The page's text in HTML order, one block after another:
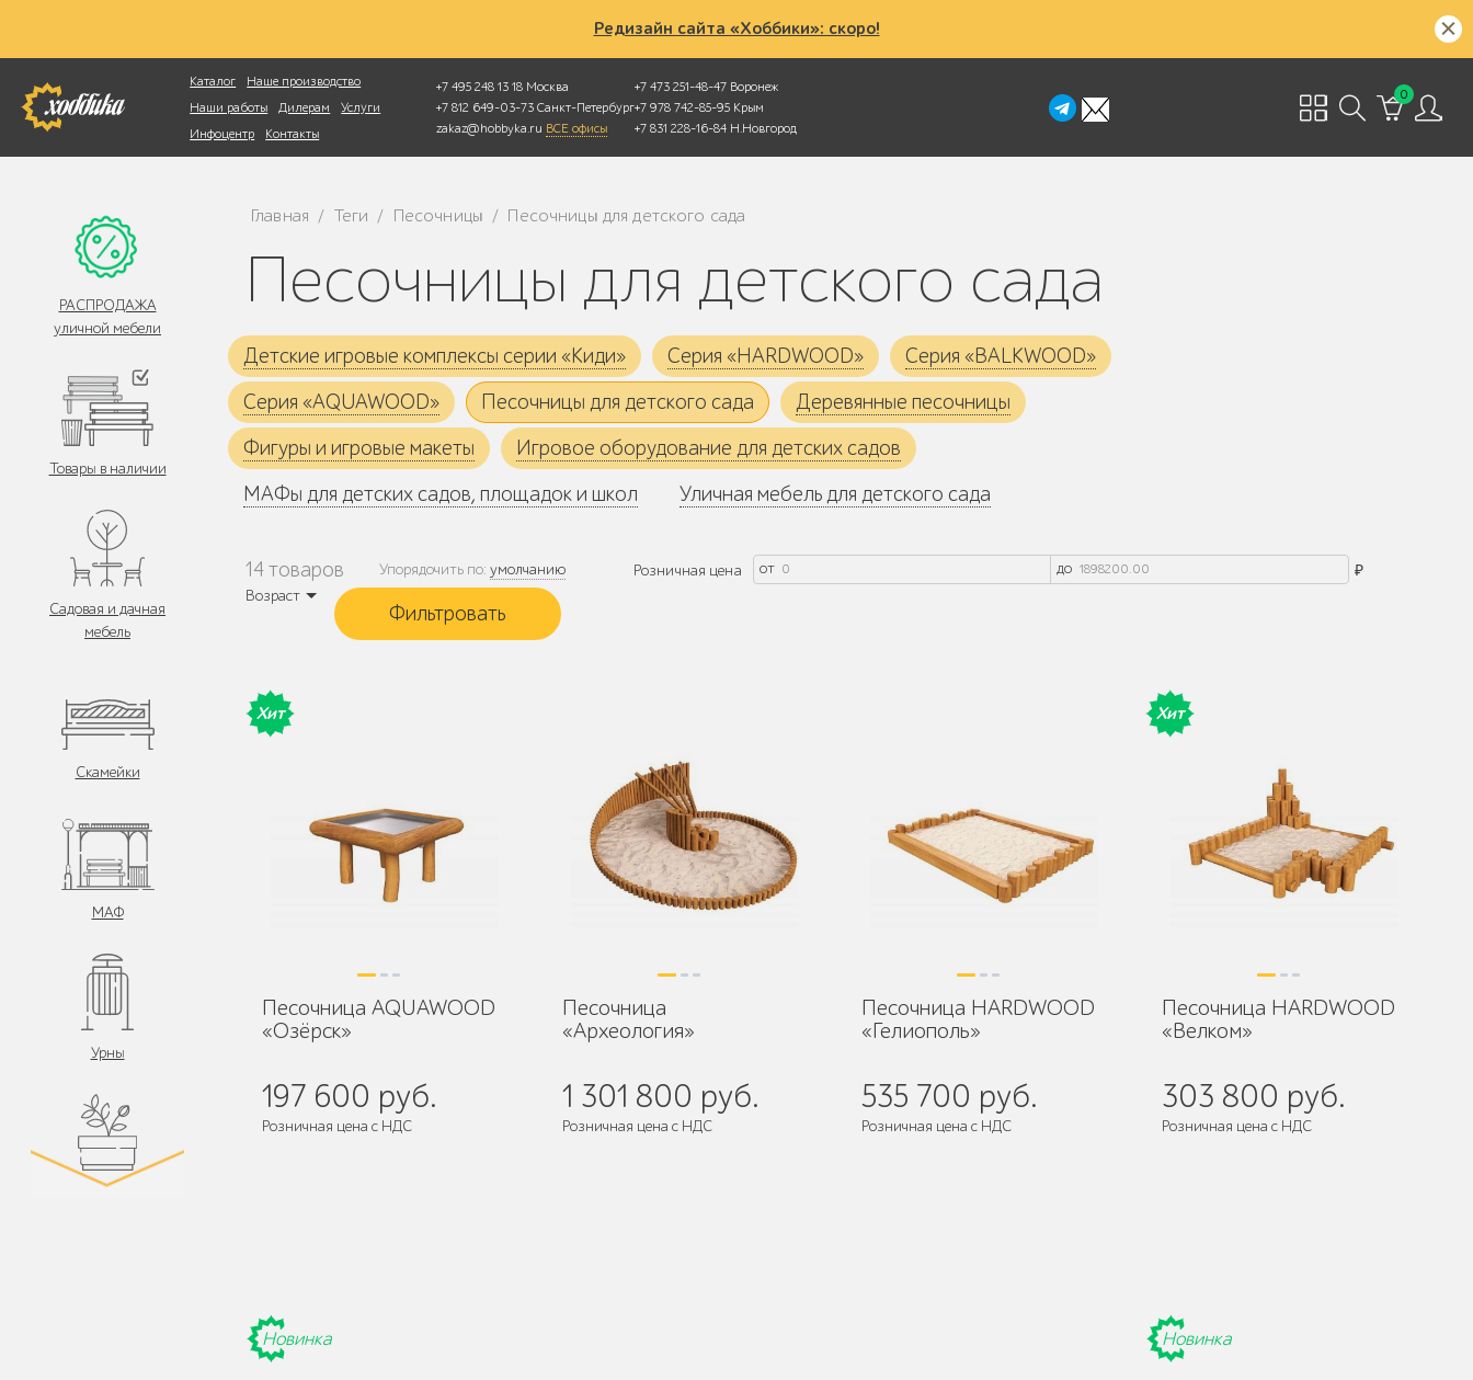
Редизайн сайта «Хоббики»: скоро!
Каталог
Наше производство
Наши работы
Дилерам
Услуги
Инфоцентр
Контакты
+7 495 248 13 18 Москва
+7 812 649-03-73 Санкт-Петербург
zakaz@hobbyka.ru ВСЕ офисы
+7 473 251-48-47 Воронеж
+7 978 742-85-95 Крым
+7 831 228-16-84 Н.Новгород
0
Фотопоиск
РАСПРОДАЖА
уличной мебели
Товары в наличии
Садовая и дачная
мебель
Скамейки
МАФ
Урны
Цветочницы и
Главная / Теги / Песочницы / Песочницы для детского сада
Песочницы для детского сада
Детские игровые комплексы серии «Киди» Серия «HARDWOOD»
Серия «BALKWOOD»
Серия «AQUAWOOD»
Песочницы для детского сада
Деревянные песочницы
Фигуры и игровые макеты
Игровое оборудование для детских садов
МАФы для детских садов, площадок и школ
Уличная мебель для детского сада
14 товаров Упорядочить по: умолчанию Розничная цена от до
₽
Возраст
Хит
Песочница AQUAWOOD
«Озёрск»
197 600 руб.
Розничная цена с НДС
Песочница
«Археология»
1 301 800 руб.
Розничная цена с НДС
Песочница HARDWOOD
«Гелиополь»
535 700 руб.
Розничная цена с НДС
Хит
Песочница HARDWOOD
«Велком»
303 800 руб.
Розничная цена с НДС
Новинка Новинка